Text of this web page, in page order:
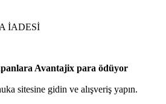
İADESİ
Avantajix para ödüyor
sitesine gidin ve alışveriş yapın.